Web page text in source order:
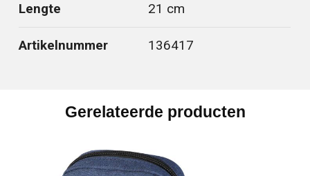
Lengte 21 cm
Artikelnummer 136417
Gerelateerde producten